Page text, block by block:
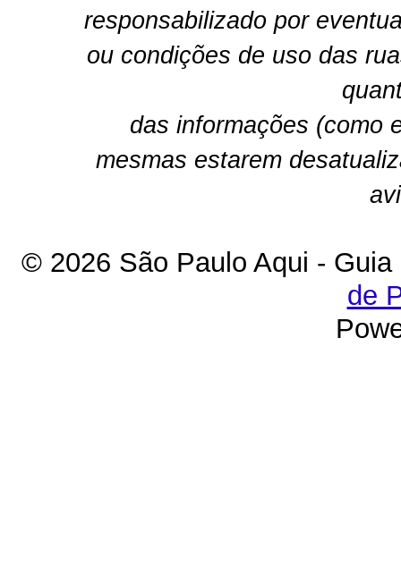
responsabilizado por
ou condições de uso das
das informações (como
mesmas estarem
© 2026 São Paulo Aqui -
de